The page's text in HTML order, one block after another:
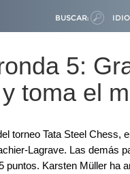
BUSCAR:
5:
toma el
torneo Tata Steel Chess,
Lagrave. Las demás
Karsten Müller ha